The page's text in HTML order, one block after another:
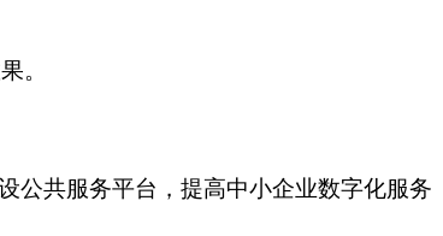
。
公共服务平台，提高中小企业数字化服务